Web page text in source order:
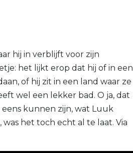
hij in verblijft voor zijn
het lijkt erop dat hij of in een
of hij zit in een land waar ze
wel een lekker bad. O ja, dat
eens kunnen zijn, wat Luuk
was het toch echt al te laat. Via